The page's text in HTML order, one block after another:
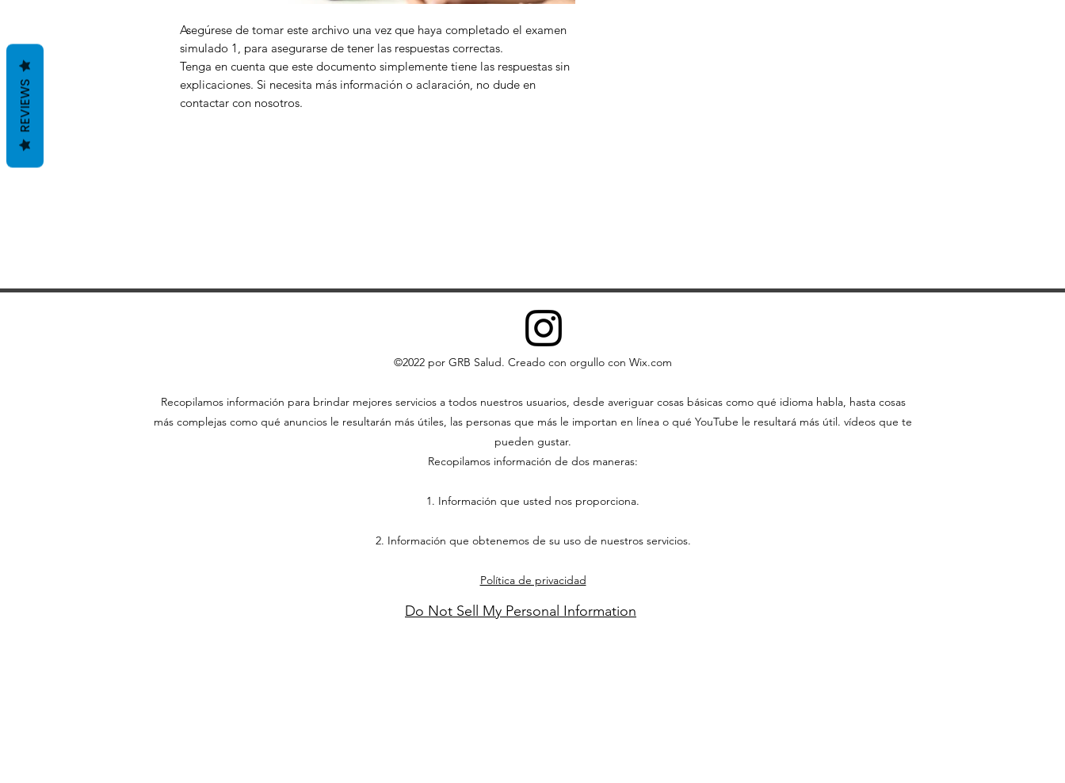
Asegúrese de tomar este archivo una vez que haya completado el examen
simulado 1, para asegurarse de tener las respuestas correctas.
Tenga en cuenta que este documento simplemente tiene las respuestas sin
explicaciones. Si necesita más información o aclaración, no dude en
contactar con nosotros.
©2022 por GRB Salud. Creado con orgullo con Wix.com
Recopilamos información para brindar mejores servicios a todos nuestros usuarios, desde averiguar cosas básicas como qué idioma habla, hasta cosas
más complejas como qué anuncios le resultarán más útiles, las personas que más le importan en línea o qué YouTube le resultará más útil. vídeos que te
pueden gustar.
Recopilamos información de dos maneras:
1. Información que usted nos proporciona.
2. Información que obtenemos de su uso de nuestros servicios.
Política de privacidad
Do Not Sell My Personal Information
REVIEWS